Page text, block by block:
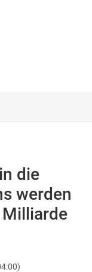
die
werden